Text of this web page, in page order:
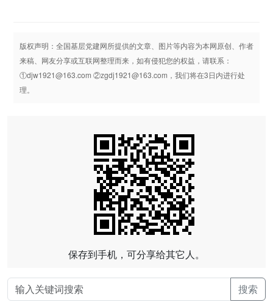
版权声明：全国基层党建网所提供的文章、图片等内容为本网原创、作者
来稿、网友分享或互联网整理而来，如有侵犯您的权益，请联系：
①djw1921@163.com ②zgdj1921@163.com，我们将在3日内进行处
理。
保存到手机，可分享给其它人。
搜索